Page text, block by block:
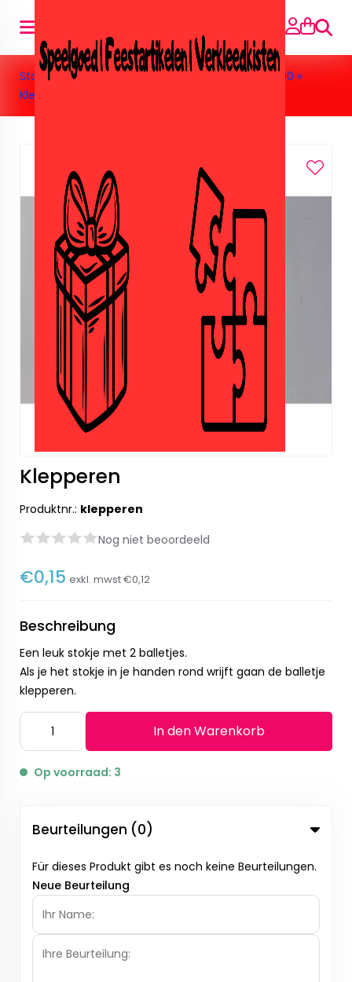
Suche
Startseite» Speelgoed»Klein speelgoed tot € 1,00 »
Klepperen
Klepperen
Produktnr.: klepperen
Nog niet beoordeeld
€0,15 exkl. mwst€0,12
Beschreibung
Een leuk stokje met 2 balletjes.
Als je het stokje in je handen rond wrijft gaan de balletje
klepperen.
In den Warenkorb
Op voorraad: 3
Beurteilungen (0)
Für dieses Produkt gibt es noch keine Beurteilungen.
Neue Beurteilung